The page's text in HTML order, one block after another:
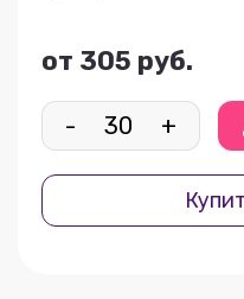
от 305 руб.
- +